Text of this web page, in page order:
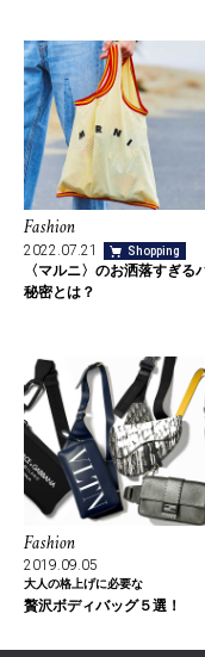
Fashion
2022.07.21 Shopping
〈マルニ〉のお洒落すぎる
秘密とは？
Fashion
2019.09.05
大人の格上げに必要な
贅沢ボディバッグ５選！